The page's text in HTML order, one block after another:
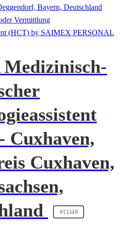
Bayern, Deutschland
Vermittlung
Cuxhaven,
Cuxhaven,
#13349